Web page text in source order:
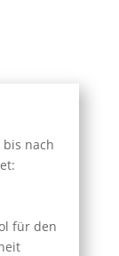
bis nach
für den